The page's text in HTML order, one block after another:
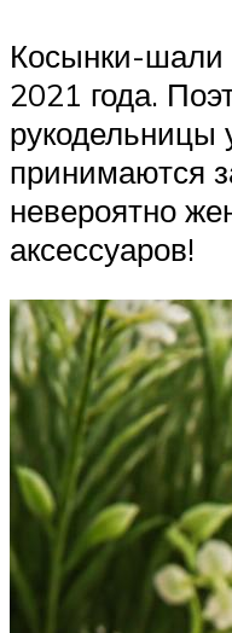
Косынки-шали
2021 года.
рукодельницы
принимаются
невероятно
аксессуаров!